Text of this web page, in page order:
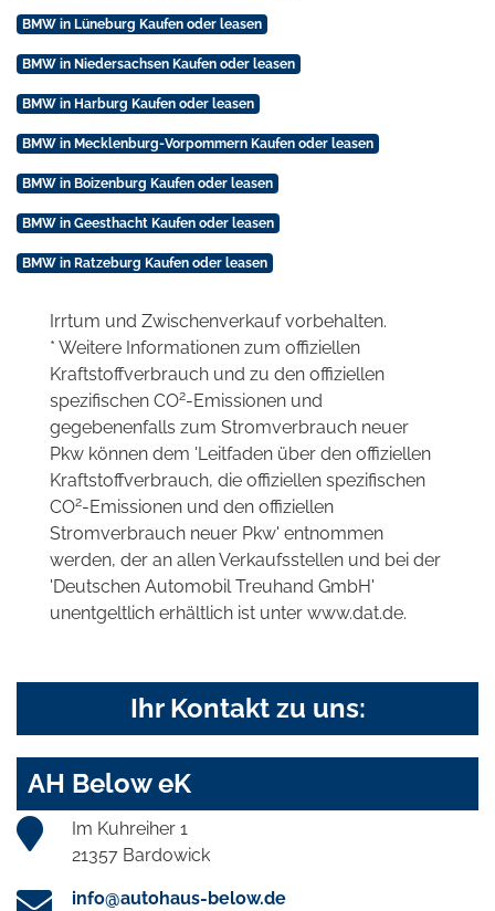
BMW in Lüneburg Kaufen oder leasen
BMW in Niedersachsen Kaufen oder leasen
BMW in Harburg Kaufen oder leasen
BMW in Mecklenburg-Vorpommern Kaufen oder leasen
BMW in Boizenburg Kaufen oder leasen
BMW in Geesthacht Kaufen oder leasen
BMW in Ratzeburg Kaufen oder leasen
Irrtum und Zwischenverkauf vorbehalten.
* Weitere Informationen zum offiziellen
Kraftstoffverbrauch und zu den offiziellen
spezifischen CO2-Emissionen und
gegebenenfalls zum Stromverbrauch neuer
Pkw können dem 'Leitfaden über den offiziellen
Kraftstoffverbrauch, die offiziellen spezifischen
CO2-Emissionen und den offiziellen
Stromverbrauch neuer Pkw' entnommen
werden, der an allen Verkaufsstellen und bei der
'Deutschen Automobil Treuhand GmbH'
unentgeltlich erhältlich ist unter www.dat.de.
Ihr Kontakt zu uns:
AH Below eK
Im Kuhreiher 1
21357 Bardowick
info@autohaus-below.de